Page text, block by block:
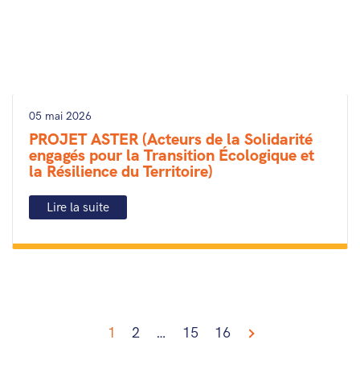
05 mai 2026
PROJET ASTER (Acteurs de la Solidarité
engagés pour la Transition Écologique et
la Résilience du Territoire)
Lire la suite
1 2 … 15 16